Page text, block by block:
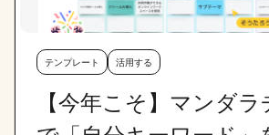
テンプレート 活用する
【今年こそ】マンダラ